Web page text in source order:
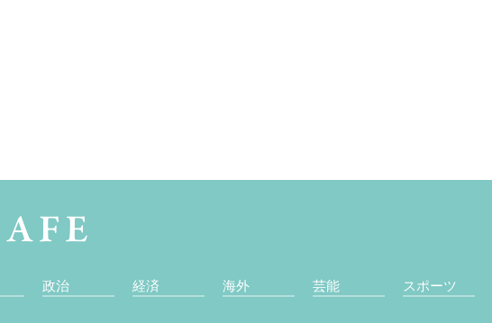
政治 経済 海外 芸能 スポーツ